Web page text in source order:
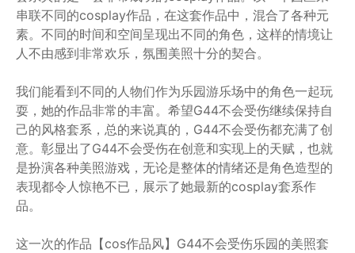
串联不同的cosplay作品，在这套作品中，混合了各种元
素。不同的时间和空间呈现出不同的角色，这样的情境让
人不由感到非常欢乐，氛围美照十分的契合。
我们能看到不同的人物们作为乐园游乐场中的角色一起玩
耍，她的作品非常的丰富。希望G44不会受伤继续保持自
己的风格套系，总的来说真的，G44不会受伤都充满了创
意。彰显出了G44不会受伤在创意和实现上的天赋，也就
是扮演各种美照游戏，无论是整体的情绪还是角色造型的
表现都令人惊艳不已，展示了她最新的cosplay套系作
品。
这一次的作品【cos作品风】G44不会受伤乐园的美照套